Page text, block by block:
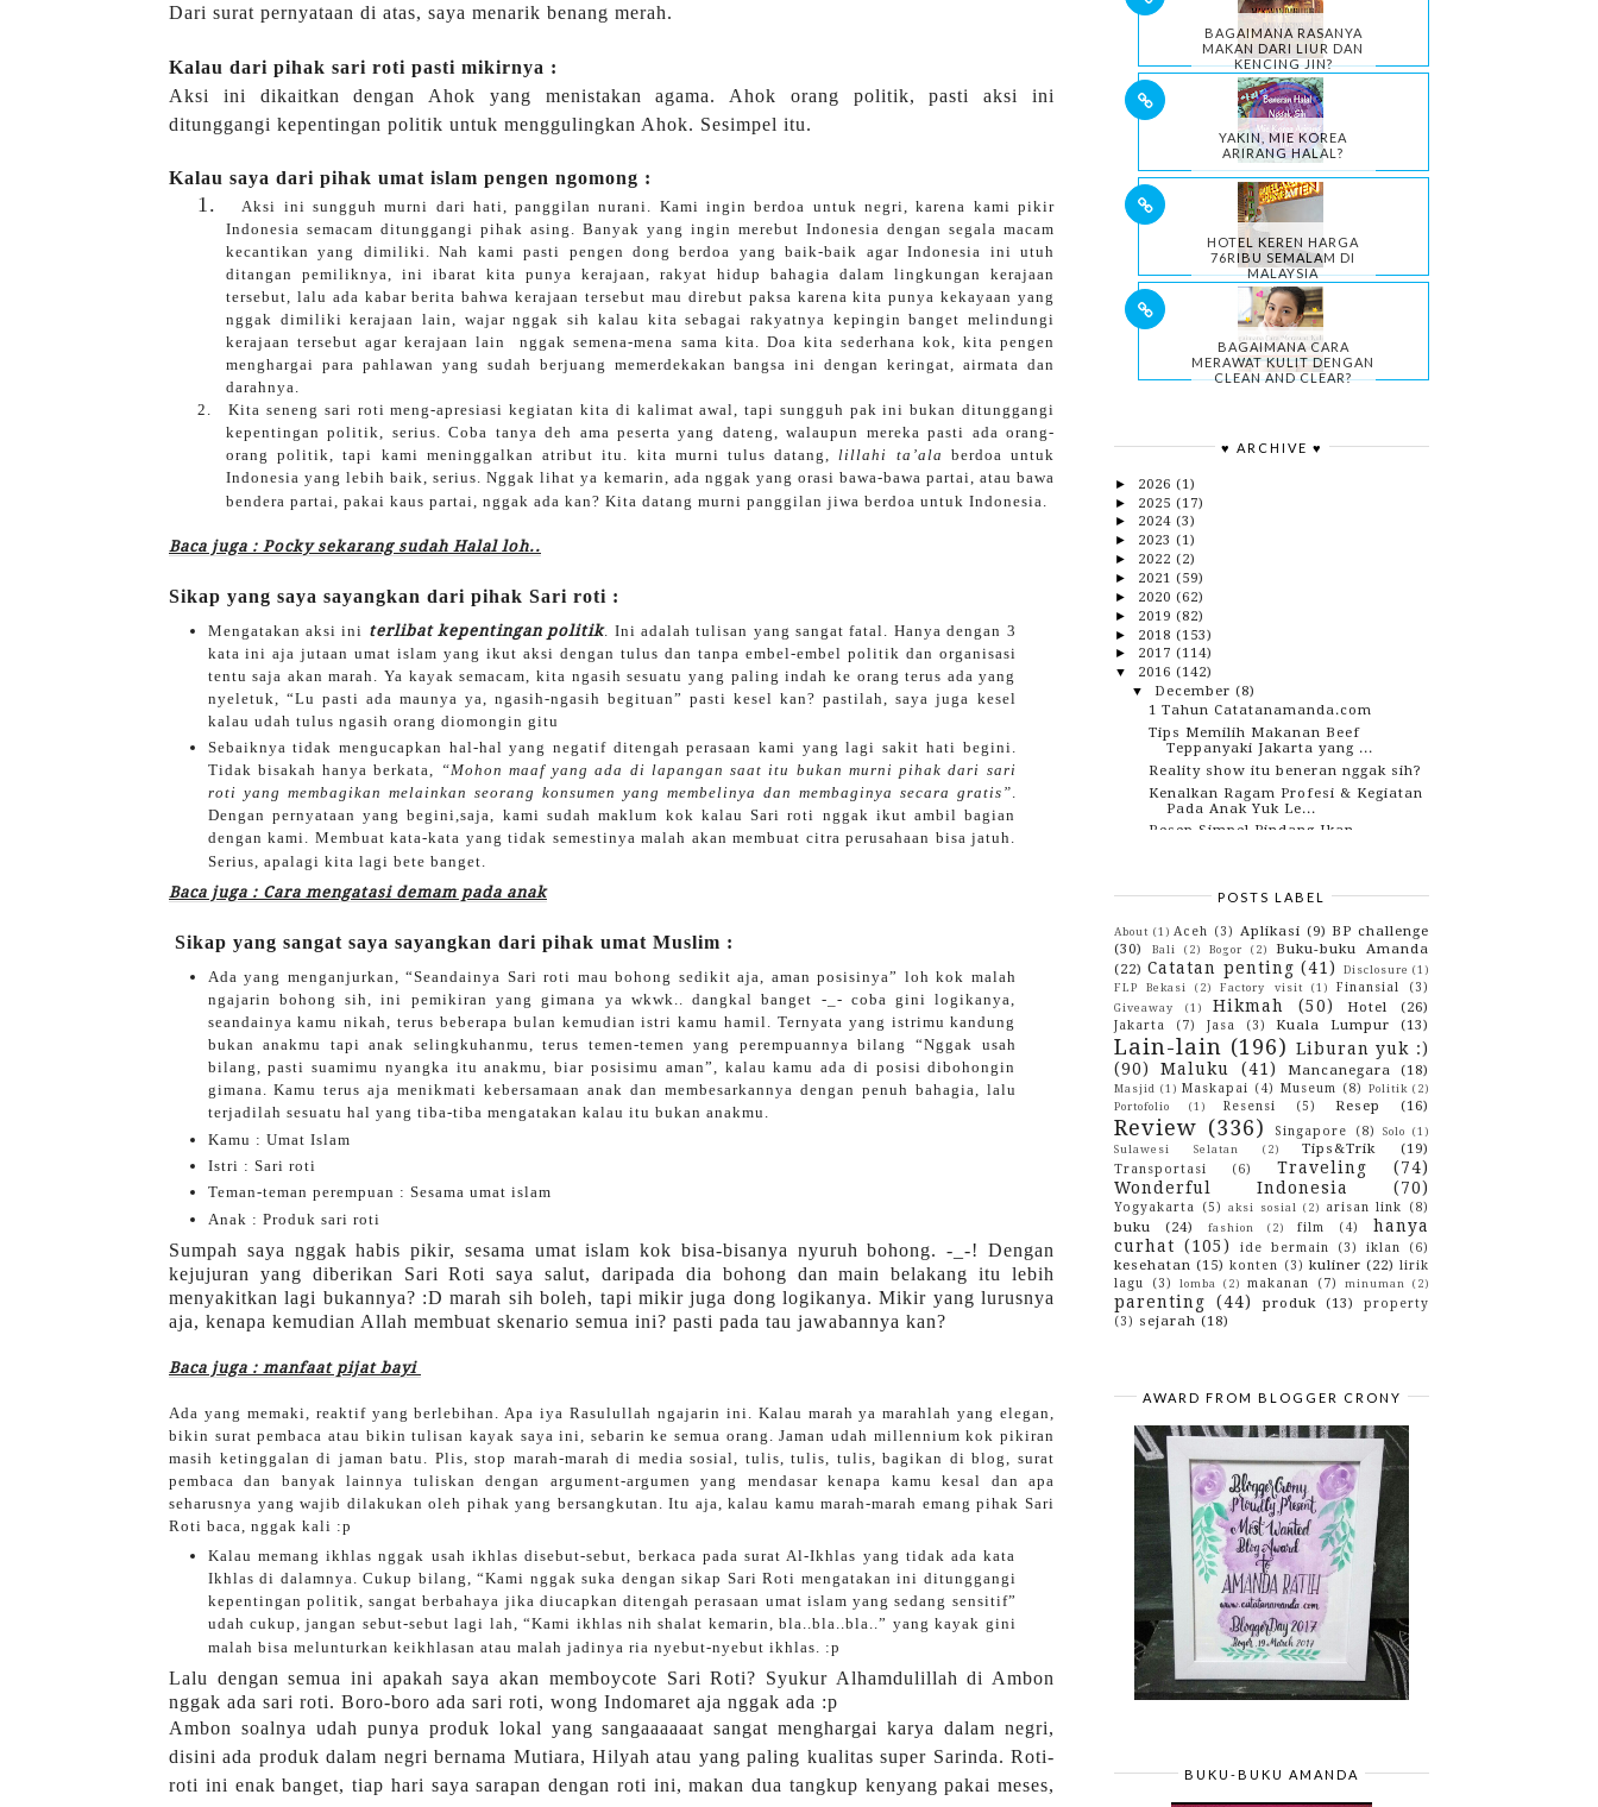
Dari surat pernyataan di atas, saya menarik benang merah.
Kalau dari pihak sari roti pasti mikirnya :
Aksi ini dikaitkan dengan Ahok yang menistakan agama. Ahok orang politik, pasti aksi ini
ditunggangi kepentingan politik untuk menggulingkan Ahok. Sesimpel itu.
Kalau saya dari pihak umat islam pengen ngomong :
1.
Aksi ini sungguh murni dari hati, panggilan nurani. Kami ingin berdoa untuk negri, karena kami pikir
Indonesia semacam ditunggangi pihak asing. Banyak yang ingin merebut Indonesia dengan segala macam
kecantikan yang dimiliki. Nah kami pasti pengen dong berdoa yang baik-baik agar Indonesia ini utuh
ditangan pemiliknya, ini ibarat kita punya kerajaan, rakyat hidup bahagia dalam lingkungan kerajaan
tersebut, lalu ada kabar berita bahwa kerajaan tersebut mau direbut paksa karena kita punya kekayaan yang
nggak dimiliki kerajaan lain, wajar nggak sih kalau kita sebagai rakyatnya kepingin banget melindungi
kerajaan tersebut agar kerajaan lain
nggak semena-mena sama kita. Doa kita sederhana kok, kita pengen
menghargai para pahlawan yang sudah berjuang memerdekakan bangsa ini dengan keringat, airmata dan
darahnya.
2.
Kita seneng sari roti meng-apresiasi kegiatan kita di kalimat awal, tapi sungguh pak ini bukan ditunggangi
kepentingan politik, serius. Coba tanya deh ama peserta yang dateng, walaupun mereka pasti ada orang-
orang politik, tapi kami meninggalkan atribut itu. kita murni tulus datang,
lillahi ta’ala berdoa untuk
Indonesia yang lebih baik, serius. Nggak lihat ya kemarin, ada nggak yang orasi bawa-bawa partai, atau bawa
bendera partai, pakai kaus partai, nggak ada kan? Kita datang murni panggilan jiwa berdoa untuk Indonesia.
Baca juga : Pocky sekarang sudah Halal loh..
Sikap yang saya sayangkan dari pihak Sari roti :
Mengatakan aksi ini terlibat kepentingan politik. Ini adalah tulisan yang sangat fatal. Hanya dengan 3
kata ini aja jutaan umat islam yang ikut aksi dengan tulus dan tanpa embel-embel politik dan organisasi
tentu saja akan marah. Ya kayak semacam, kita ngasih sesuatu yang paling indah ke orang terus ada yang
nyeletuk, “Lu pasti ada maunya ya, ngasih-ngasih begituan” pasti kesel kan? pastilah, saya juga kesel
kalau udah tulus ngasih orang diomongin gitu
Sebaiknya tidak mengucapkan hal-hal yang negatif ditengah perasaan kami yang lagi sakit hati begini.
Tidak bisakah hanya berkata, “Mohon maaf yang ada di lapangan saat itu bukan murni pihak dari sari
roti yang membagikan melainkan seorang konsumen yang membelinya dan membaginya secara gratis”.
Dengan pernyataan yang begini,saja, kami sudah maklum kok kalau Sari roti nggak ikut ambil bagian
dengan kami. Membuat kata-kata yang tidak semestinya malah akan membuat citra perusahaan bisa jatuh.
Serius, apalagi kita lagi bete banget.
Baca juga : Cara mengatasi demam pada anak
Sikap yang sangat saya sayangkan dari pihak umat Muslim :
Ada yang menganjurkan, “Seandainya Sari roti mau bohong sedikit aja, aman posisinya” loh kok malah
ngajarin bohong sih, ini pemikiran yang gimana ya wkwk.. dangkal banget -_- coba gini logikanya,
seandainya kamu nikah, terus beberapa bulan kemudian istri kamu hamil. Ternyata yang istrimu kandung
bukan anakmu tapi anak selingkuhanmu, terus temen-temen yang perempuannya bilang “Nggak usah
bilang, pasti suamimu nyangka itu anakmu, biar posisimu aman”, kalau kamu ada di posisi dibohongin
gimana. Kamu terus aja menikmati kebersamaan anak dan membesarkannya dengan penuh bahagia, lalu
terjadilah sesuatu hal yang tiba-tiba mengatakan kalau itu bukan anakmu.
Kamu : Umat Islam
Istri : Sari roti
Teman-teman perempuan : Sesama umat islam
Anak : Produk sari roti
Sumpah saya nggak habis pikir, sesama umat islam kok bisa-bisanya nyuruh bohong. -_-! Dengan
kejujuran yang diberikan Sari Roti saya salut, daripada dia bohong dan main belakang itu lebih
menyakitkan lagi bukannya? :D marah sih boleh, tapi mikir juga dong logikanya. Mikir yang lurusnya
aja, kenapa kemudian Allah membuat skenario semua ini? pasti pada tau jawabannya kan?
Baca juga : manfaat pijat bayi
Ada yang memaki, reaktif yang berlebihan. Apa iya Rasulullah ngajarin ini. Kalau marah ya marahlah yang elegan,
bikin surat pembaca atau bikin tulisan kayak saya ini, sebarin ke semua orang. Jaman udah millennium kok pikiran
masih ketinggalan di jaman batu. Plis, stop marah-marah di media sosial, tulis, tulis, tulis, bagikan di blog, surat
pembaca dan banyak lainnya tuliskan dengan argument-argumen yang mendasar kenapa kamu kesal dan apa
seharusnya yang wajib dilakukan oleh pihak yang bersangkutan. Itu aja, kalau kamu marah-marah emang pihak Sari
Roti baca, nggak kali :p
Kalau memang ikhlas nggak usah ikhlas disebut-sebut, berkaca pada surat Al-Ikhlas yang tidak ada kata
Ikhlas di dalamnya. Cukup bilang, “Kami nggak suka dengan sikap Sari Roti mengatakan ini ditunggangi
kepentingan politik, sangat berbahaya jika diucapkan ditengah perasaan umat islam yang sedang sensitif”
udah cukup, jangan sebut-sebut lagi lah, “Kami ikhlas nih shalat kemarin, bla..bla..bla..” yang kayak gini
malah bisa melunturkan keikhlasan atau malah jadinya ria nyebut-nyebut ikhlas. :p
Lalu dengan semua ini apakah saya akan memboycote Sari Roti? Syukur Alhamdulillah di Ambon
nggak ada sari roti. Boro-boro ada sari roti, wong Indomaret aja nggak ada :p
Ambon soalnya udah punya produk lokal yang sangaaaaaat sangat menghargai karya dalam negri,
disini ada produk dalam negri bernama Mutiara, Hilyah atau yang paling kualitas super Sarinda. Roti-
roti ini enak banget, tiap hari saya sarapan dengan roti ini, makan dua tangkup kenyang pakai meses,
BAGAIMANA RASANYA
MAKAN DARI LIUR DAN
KENCING JIN?
YAKIN, MIE KOREA
ARIRANG HALAL?
HOTEL KEREN HARGA
76RIBU SEMALAM DI
MALAYSIA
BAGAIMANA CARA
MERAWAT KULIT DENGAN
CLEAN AND CLEAR?
♥ ARCHIVE ♥
► 2026 (1)
► 2025 (17)
► 2024 (3)
► 2023 (1)
► 2022 (2)
► 2021 (59)
► 2020 (62)
► 2019 (82)
► 2018 (153)
► 2017 (114)
▼ 2016 (142)
▼ December (8)
1 Tahun Catatanamanda.com
Tips Memilih Makanan Beef
Teppanyaki Jakarta yang ...
Reality show itu beneran nggak sih?
Kenalkan Ragam Profesi & Kegiatan
Pada Anak Yuk Le...
Resep Simpel Pindang Ikan
Sari Roti, Roti Sari Roti
Saya..
►November(13)
►October (10)
►September(17)
►August (14)
►July(18)
►June(22)
► May(20)
► April(10)
►March (1)
►February (2)
► January(7)
2015 (10)
►2014(4)
►2013(3)
►2012(29)
►2010(42)
►2009 (43)
POSTS LABEL
About (1) Aceh (3) Aplikasi (9) BP challenge
(30)
Bali (2) Bogor (2)
Buku-buku Amanda
(22) Catatan penting (41) Disclosure (1)
FLP Bekasi
(2) Factory visit (1) Finansial (3)
Giveaway (1) Hikmah (50) Hotel (26)
Jakarta (7) Jasa (3) Kuala Lumpur (13)
Lain-lain (196) Liburan yuk :)
(90)
Maluku (41) Mancanegara (18)
Masjid (1) Maskapai (4) Museum (8) Politik (2)
Portofolio
(1) Resensi (5) Resep (16)
Review (336) Singapore (8) Solo
(1)
Sulawesi Selatan
(2) Tips&Trik (19)
Transportasi (6) Traveling
(74)
Wonderful Indonesia
(70)
Yogyakarta (5) aksi sosial (2) arisan link (8)
buku (24) fashion (2) film (4)
hanya
curhat (105) ide bermain (3) iklan (6)
kesehatan (15) konten (3) kuliner (22) lirik
lagu
(3) lomba (2) makanan (7) minuman (2)
parenting (44) produk (13)
property
(3) sejarah (18)
AWARD FROM BLOGGER CRONY
BUKU-BUKU AMANDA